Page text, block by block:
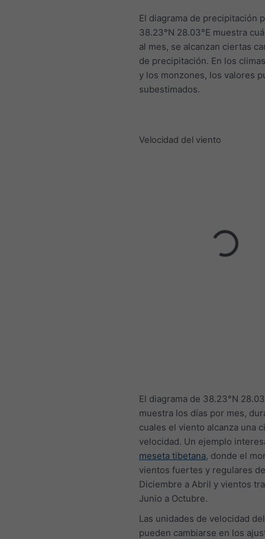
El diagrama de precipitación
38.23°N 28.03°E muestra
al mes, se alcanzan ciertas
de precipitación. En los
y los monzones, los valores
subestimados.
Velocidad del viento
El diagrama de 38.23°N
muestra los días por mes,
cuales el viento alcanza una
velocidad. Un ejemplo
meseta tibetana, donde el
vientos fuertes y regulares de
Diciembre a Abril y vientos
Junio a Octubre.
Las unidades de velocidad
pueden cambiarse en los